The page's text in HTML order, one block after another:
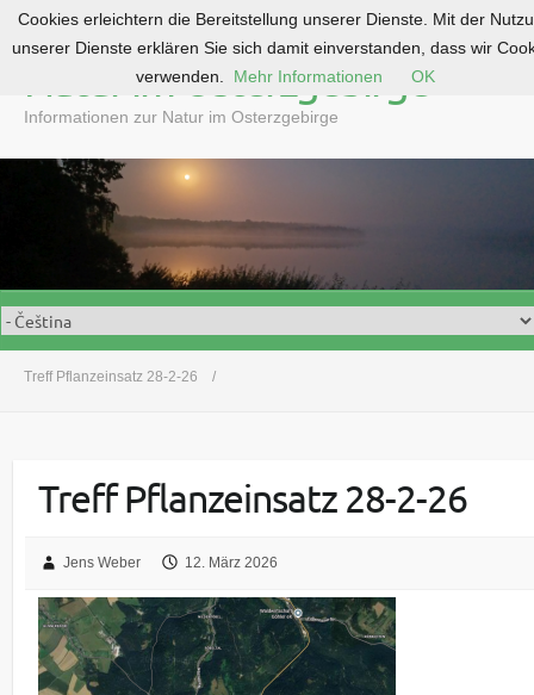
o
e
n
Natur im Osterzgebirge
Informationen zur Natur im Osterzgebirge
Treff Pflanzeinsatz 28-2-26
Treff Pflanzeinsatz 28-2-26
Jens Weber 12. März 2026
Cookies erleichtern die Bereitstellung unserer Dienste. Mit der
unserer Dienste erklären Sie sich damit einverstanden, dass wir
verwenden.
Mehr Informationen OK